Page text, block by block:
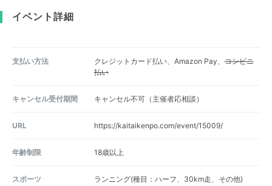
イベント詳細
支払い方法 クレジットカード払い、Amazon Pay、コンビニ
払い
キャンセル受付期間 キャンセル不可（主催者応相談）
URL https://kaitaikenpo.com/event/15009/
年齢制限 18歳以上
スポーツ ランニング(種目：ハーフ、30km走、その他)